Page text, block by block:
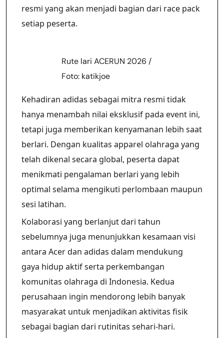
resmi yang akan menjadi bagian dari race pack
setiap peserta.
Rute lari ACERUN 2026 /
Foto: katikjoe
Kehadiran adidas sebagai mitra resmi tidak
hanya menambah nilai eksklusif pada event ini,
tetapi juga memberikan kenyamanan lebih saat
berlari. Dengan kualitas apparel olahraga yang
telah dikenal secara global, peserta dapat
menikmati pengalaman berlari yang lebih
optimal selama mengikuti perlombaan maupun
sesi latihan.
Kolaborasi yang berlanjut dari tahun
sebelumnya juga menunjukkan kesamaan visi
antara Acer dan adidas dalam mendukung
gaya hidup aktif serta perkembangan
komunitas olahraga di Indonesia. Kedua
perusahaan ingin mendorong lebih banyak
masyarakat untuk menjadikan aktivitas fisik
sebagai bagian dari rutinitas sehari-hari.